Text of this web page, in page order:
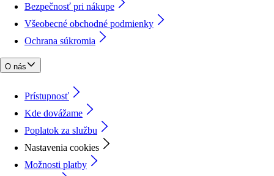
Bezpečnosť pri nákupe
Všeobecné obchodné podmienky
Ochrana súkromia
O nás
Prístupnosť
Kde dovážame
Poplatok za službu
Nastavenia cookies
Možnosti platby